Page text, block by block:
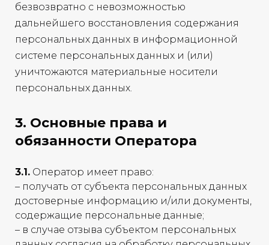
безвозвратно с невозможностью
дальнейшего восстановления содержания
персональных данных в информационной
системе персональных данных и (или)
уничтожаются материальные носители
персональных данных.
3. Основные права и
обязанности Оператора
3.1. Оператор имеет право:
– получать от субъекта персональных данных
достоверные информацию и/или документы,
содержащие персональные данные;
– в случае отзыва субъектом персональных